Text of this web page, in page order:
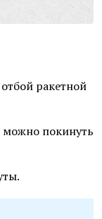
ракетной
покинуть